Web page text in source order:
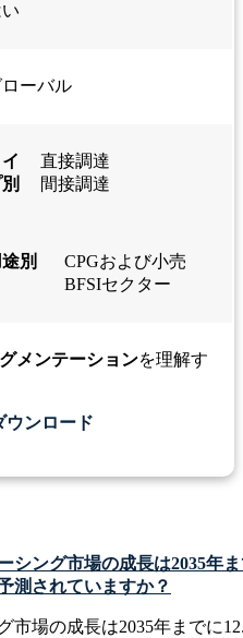
ローバル
直接調達
間接調達
別
CPGおよび小売
BFSIセクター
メンテーションを理解す
ウンロード
シング市場の成長は2035年
測されていますか？
市場の成長は2035年までに